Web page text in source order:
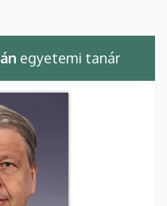
egyetemi tanár